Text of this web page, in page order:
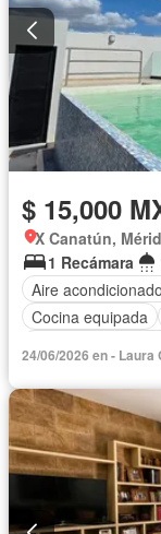
$ 15,000
X Canatún,
1 Recámara
Aire acondicionado
Cocina equipada
Completamente
24/06/2026 en - Laura